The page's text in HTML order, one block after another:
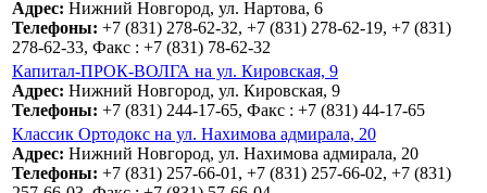
Адрес: Нижний Новгород, ул. Нартова, 6
Телефоны: +7 (831) 278-62-32, +7 (831) 278-62-19, +7 (831)
278-62-33, Факс : +7 (831) 78-62-32
Капитал-ПРОК-ВОЛГА на ул. Кировская, 9
Адрес: Нижний Новгород, ул. Кировская, 9
Телефоны: +7 (831) 244-17-65, Факс : +7 (831) 44-17-65
Классик Ортодокс на ул. Нахимова адмирала, 20
Адрес: Нижний Новгород, ул. Нахимова адмирала, 20
Телефоны: +7 (831) 257-66-01, +7 (831) 257-66-02, +7 (831)